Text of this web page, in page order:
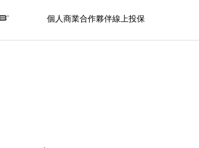
個人 商業合作夥伴線上投保